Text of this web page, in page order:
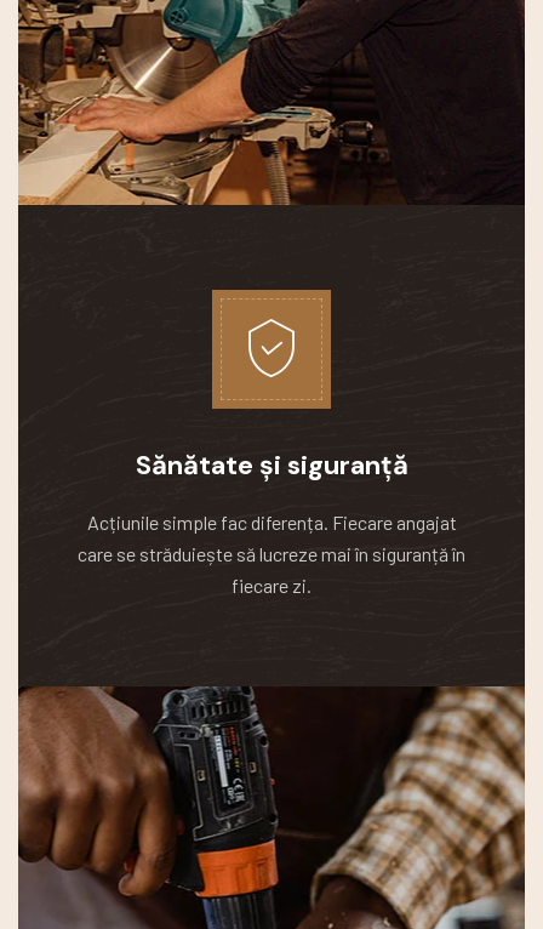
Sănătate și siguranță
Acțiunile simple fac diferența. Fiecare angajat
care se străduiește să lucreze mai în siguranță în
fiecare zi.